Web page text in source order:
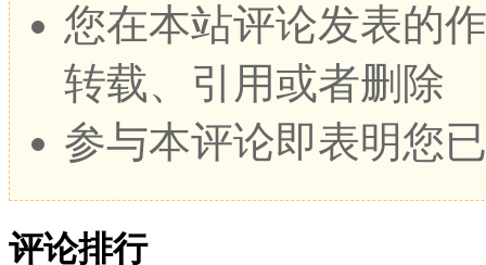
您在本站评论发表的
转载、引用或者删除
参与本评论即表明您
评论排行